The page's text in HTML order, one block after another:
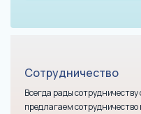
Сотрудничество
Всегда рады
предлагаем